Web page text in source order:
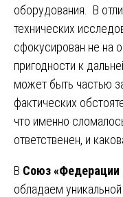
оборудования. В
технических
сфокусирован не на
пригодности к
может быть частью
фактических
что именно
ответственен, и
В Союз «Федерации
обладаем уникальной